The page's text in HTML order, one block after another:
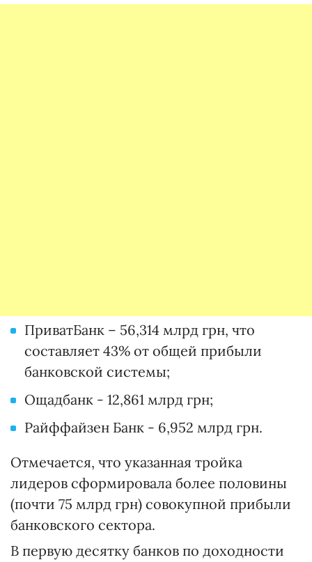
ПриватБанк – 56,314 млрд грн, что
составляет 43% от общей прибыли
банковской системы;
Ощадбанк - 12,861 млрд грн;
Райффайзен Банк - 6,952 млрд грн.
Отмечается, что указанная тройка
лидеров сформировала более половины
(почти 75 млрд грн) совокупной прибыли
банковского сектора.
В первую десятку банков по доходности